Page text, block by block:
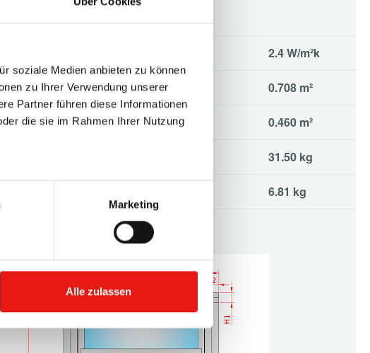
soziale Medien anbieten zu können
zu Ihrer Verwendung unserer
Partner führen diese Informationen
die sie im Rahmen Ihrer Nutzung
Marketing
Alle zulassen